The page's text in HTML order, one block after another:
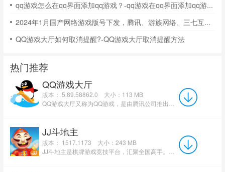
qq游戏怎么在qq界面添加qq游戏？-qq游戏在qq界面添加qq游戏的方法
2024年1月国产网络游戏版号下发，腾讯、游族网络、三七互娱等公司共115款游戏获批
QQ游戏大厅如何取消提醒?-QQ游戏大厅取消提醒方法
热门推荐
QQ游戏大厅
版本： 5.89.58862.0
大小：113 MB
QQ游戏大厅又称为QQ游戏，是由腾讯公司推出的一个全球休性的闲游戏平台。QQ游戏大厅内的游戏种类十分广泛，用...
JJ斗地主
版本： 1517.1173
大小：243 MB